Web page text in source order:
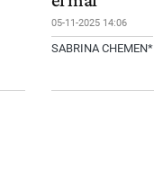
05-11-2025 14:06
SABRINA CHEMEN*